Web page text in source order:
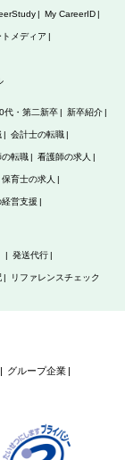
My CareerID
メディア
代・第二新卒 新卒紹介
会計士の転職
の転職 看護師の求人
保育士の求人
経営支援
発送代行
リファレンスチェック
グループ企業